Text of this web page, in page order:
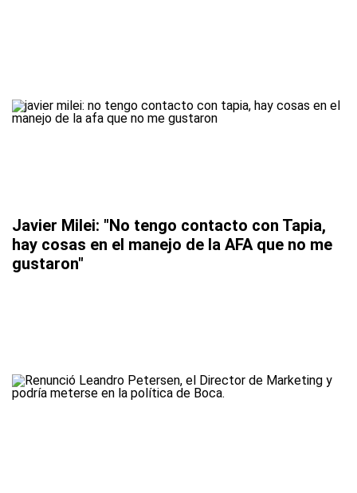
Javier Milei: "No tengo contacto con Tapia,
hay cosas en el manejo de la AFA que no me
gustaron"